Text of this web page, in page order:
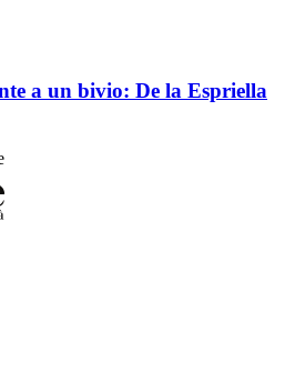
a un bivio: De la Espriella